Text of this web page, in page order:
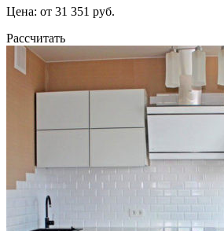
Цена: от 31 351 руб.
Рассчитать